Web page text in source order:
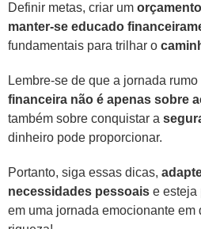
Definir metas, criar um
manter-se educado
fundamentais para trilhar o
Lembre-se de que a jornada rumo
financeira não é apenas sobre
também sobre conquistar a
dinheiro pode proporcionar.
Portanto, siga essas dicas,
necessidades pessoais e esteja
em uma jornada emocionante em